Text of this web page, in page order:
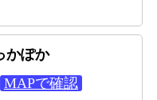
かぽか
MAPで確認